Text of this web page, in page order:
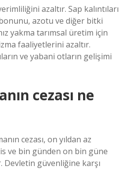
azaltır. Sap kalıntıları
azotu ve diğer bitki
yakma tarımsal üretim için
faaliyetlerini azaltır.
ve yabani otların gelişimi
cezası ne
cezası, on yıldan az
ve bin günden on bin güne
Devletin güvenliğine karşı